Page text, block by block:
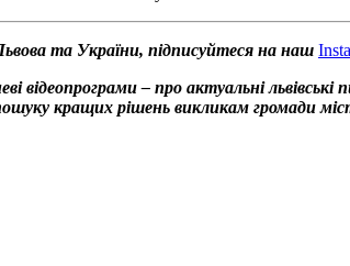
та України, підписуйтеся на наш
відеопрограми – про актуальні
пошуку кращих рішень викликам громади